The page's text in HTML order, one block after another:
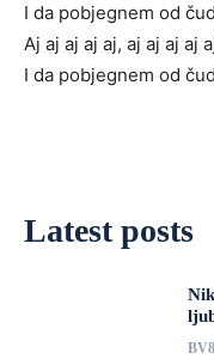
I da pobjegnem od
Aj aj aj aj aj, aj aj aj aj
I da pobjegnem od
Latest posts